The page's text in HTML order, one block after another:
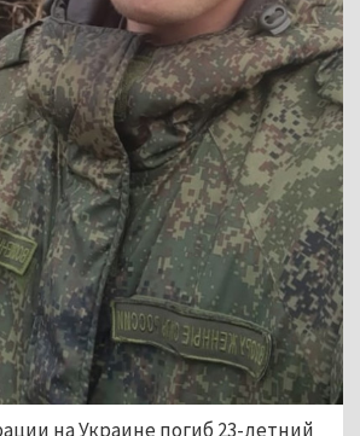
на Украине погиб 23-летний